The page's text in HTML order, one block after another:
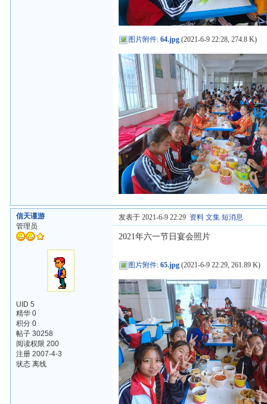
图片附件:64.jpg (2021-6-9 22:28, 274.8 K)
信天谨游
管理员
UID 5
精华 0
积分 0
帖子 30258
阅读权限 200
注册 2007-4-3
状态 离线
发表于 2021-6-9 22:29 资料 文集 短消息
2021年六一节日宴会照片
图片附件:65.jpg (2021-6-9 22:29, 261.89 K)